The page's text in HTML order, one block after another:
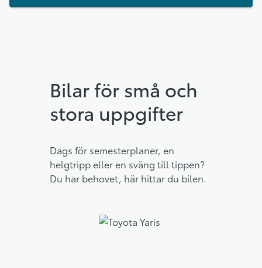
Bilar för små och
stora uppgifter
Dags för semesterplaner, en
helgtripp eller en sväng till tippen?
Du har behovet, här hittar du bilen.